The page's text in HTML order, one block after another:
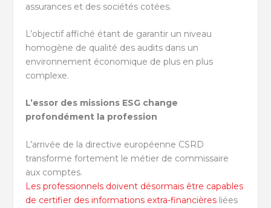
assurances et des sociétés cotées.
L’objectif affiché étant de garantir un niveau
homogène de qualité des audits dans un
environnement économique de plus en plus
complexe.
L’essor des missions ESG change
profondément la profession
L’arrivée de la directive européenne CSRD
transforme fortement le métier de commissaire
aux comptes.
Les professionnels doivent désormais être capables
de certifier des informations extra-financières liées